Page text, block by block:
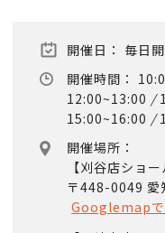
開催日： 毎日
開催時間：
12:00~13:00 /
15:00~16:00 /
開催場所：
【刈谷店ショー
〒448-0049 愛
Googlemapで